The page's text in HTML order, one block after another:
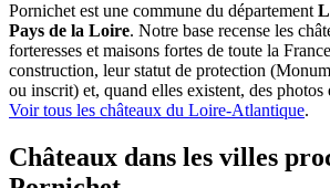
Pornichetest une commune du département
Pays de la Loire. Notre base recense les
forteresses et maisons fortes de toute la
construction, leur statut de protection
ou inscrit) et, quand elles existent, des
Voir tous les châteaux du Loire-Atlantique.
Châteaux dans les villes